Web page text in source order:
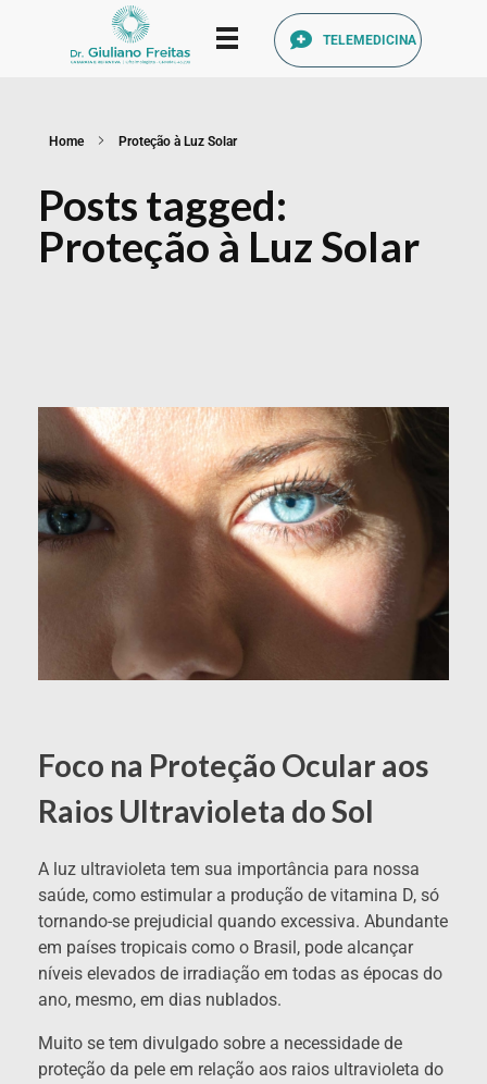
TELEMEDICINA
Home Proteção à Luz Solar
Posts tagged:
Proteção à Luz Solar
Foco na Proteção Ocular aos
Raios Ultravioleta do Sol
A luz ultravioleta tem sua importância para nossa
saúde, como estimular a produção de vitamina D, só
tornando-se prejudicial quando excessiva. Abundante
em países tropicais como o Brasil, pode alcançar
níveis elevados de irradiação em todas as épocas do
ano, mesmo, em dias nublados.
Muito se tem divulgado sobre a necessidade de
proteção da pele em relação aos raios ultravioleta do